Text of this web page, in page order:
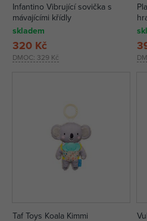
Infantino Vibrující sovička s
mávajícími křídly
skladem
DMOC: 329 Kč
320 Kč
Taf Toys Koala Kimmi